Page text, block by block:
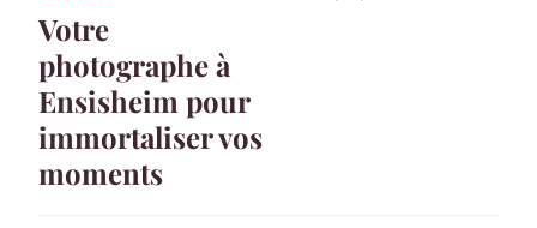
Votre
photographe à
Ensisheim pour
immortaliser vos
moments